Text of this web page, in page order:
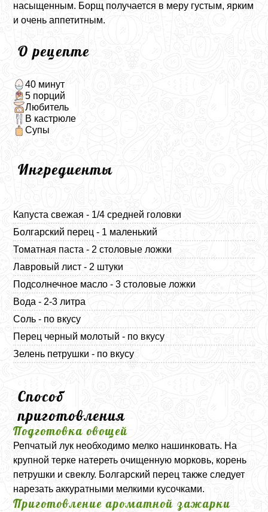
насыщенным. Борщ получается в меру густым, ярким
и очень аппетитным.
О рецепте
40 минут
5 порций
Любитель
В кастрюле
Супы
Ингредиенты
Капуста свежая - 1/4 средней головки
Болгарский перец - 1 маленький
Томатная паста - 2 столовые ложки
Лавровый лист - 2 штуки
Подсолнечное масло - 3 столовые ложки
Вода - 2-3 литра
Соль - по вкусу
Перец черный молотый - по вкусу
Зелень петрушки - по вкусу
Способ
приготовления
Подготовка овощей
Репчатый лук необходимо мелко нашинковать. На
крупной терке натереть очищенную морковь, корень
петрушки и свеклу. Болгарский перец также следует
нарезать аккуратными мелкими кусочками.
Приготовление ароматной зажарки